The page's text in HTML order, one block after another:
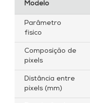
Modelo
Parâmetro
físico
Composição de
pixels
Distância entre
pixels (mm)